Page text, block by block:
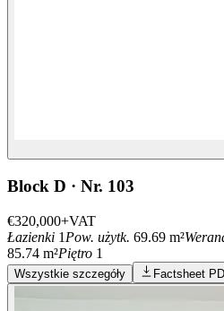
Block D · Nr. 103
€320,000+VAT
Łazienki 1 Pow. użytk. 69.69 m²
85.74 m²Piętro 1
Wszystkie szczegóły Factsheet